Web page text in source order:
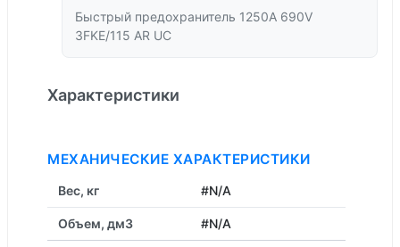
Быстрый предохранитель 1250A 690V
3FKE/115 AR UC
Характеристики
МЕХАНИЧЕСКИЕ ХАРАКТЕРИСТИКИ
Вес, кг #N/A
Объем, дм3 #N/A